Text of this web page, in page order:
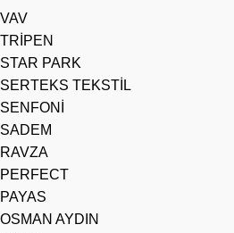
VAV
TRİPEN
STAR PARK
SERTEKS TEKSTİL
SENFONİ
SADEM
RAVZA
PERFECT
PAYAS
OSMAN AYDIN